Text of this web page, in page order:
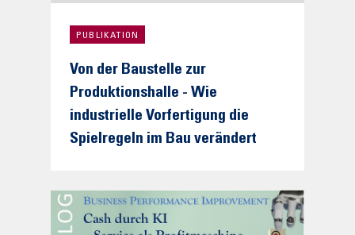
PUBLIKATION
Von der Baustelle zur
Produktionshalle - Wie
industrielle Vorfertigung die
Spielregeln im Bau verändert